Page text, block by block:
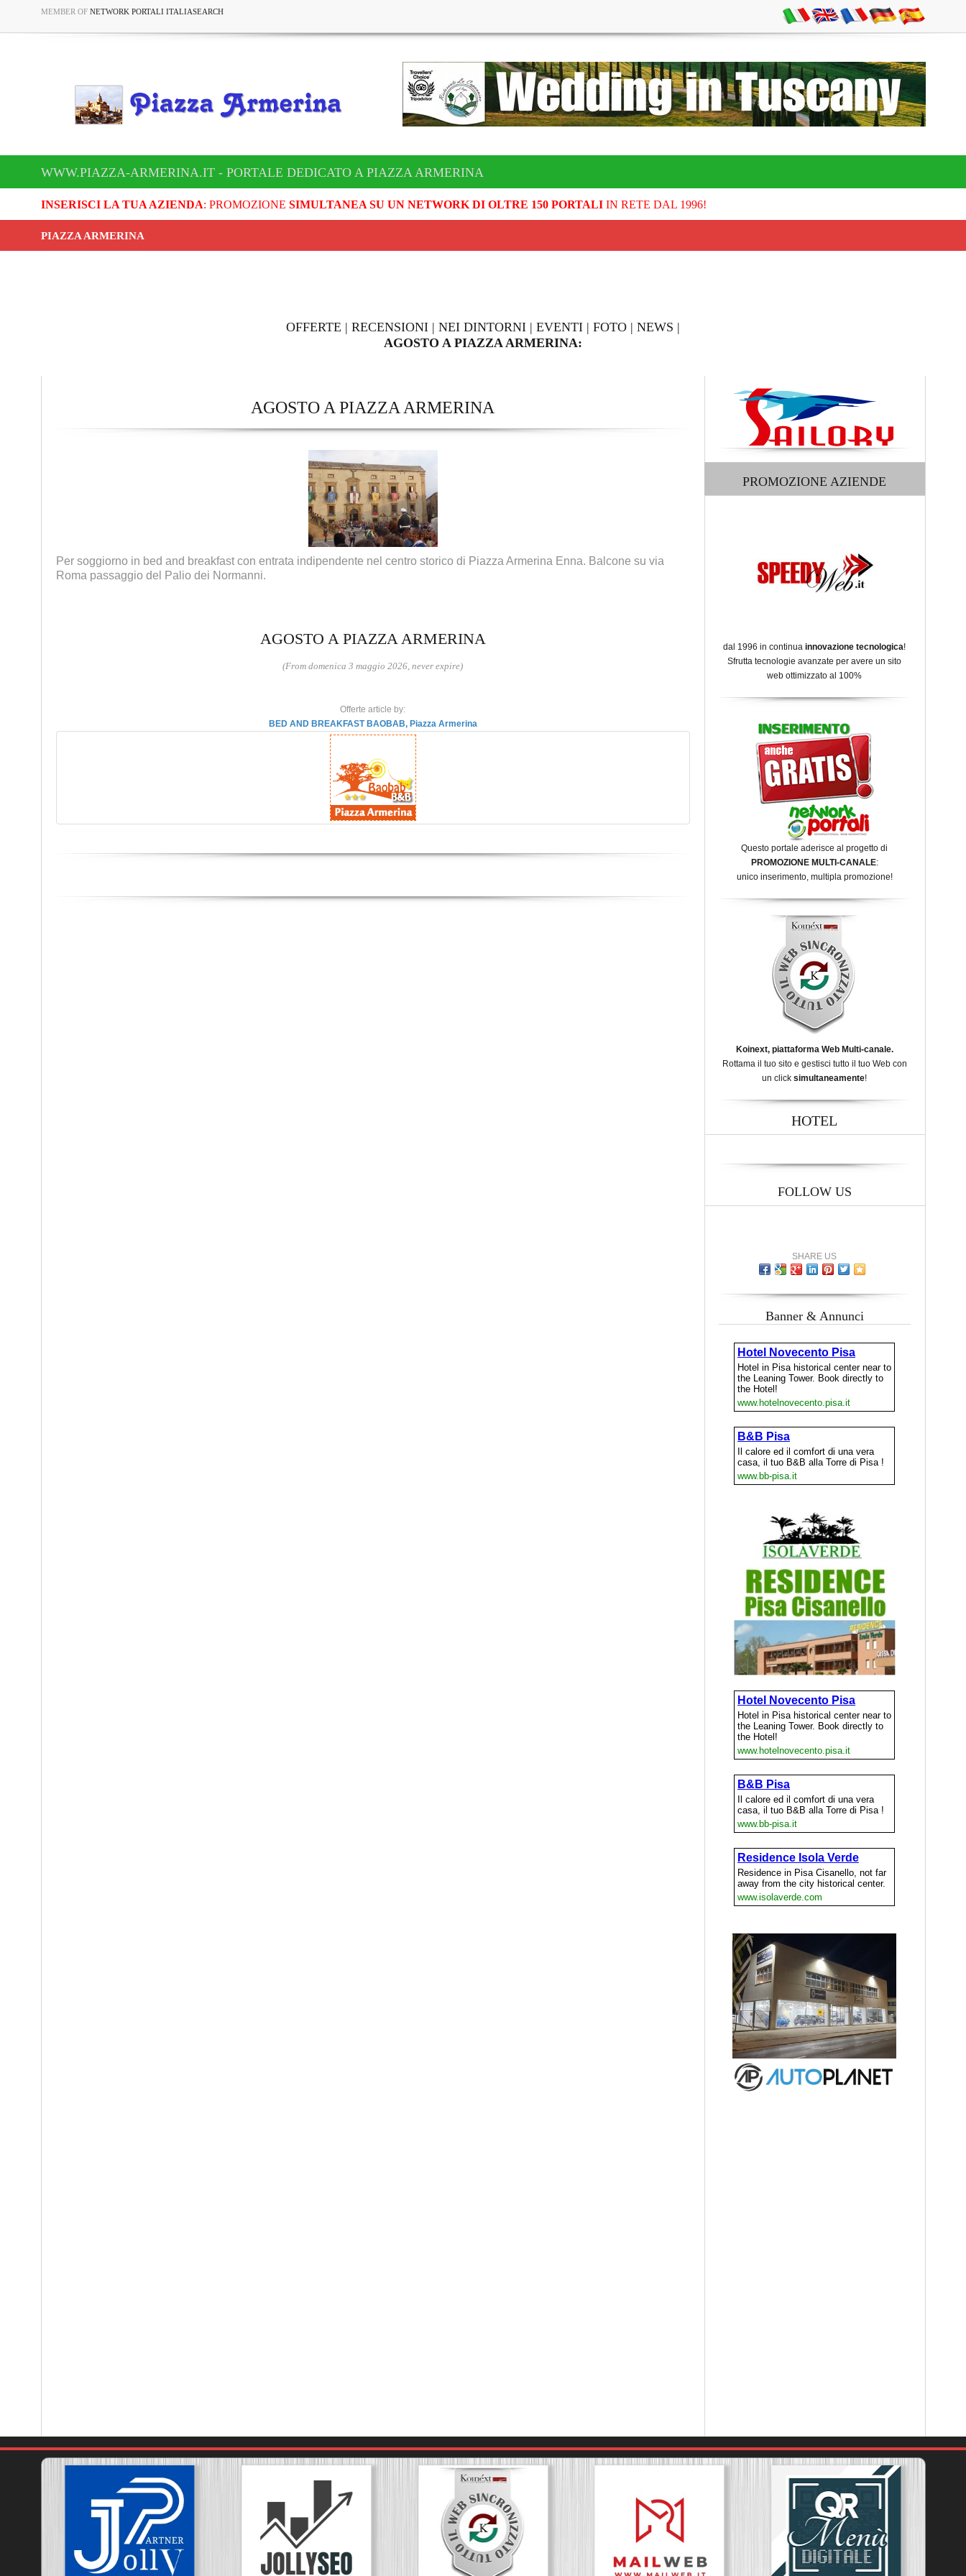
MEMBER OF NETWORK PORTALI ITALIASEARCH
WWW.PIAZZA-ARMERINA.IT - PORTALE DEDICATO A PIAZZA ARMERINA
INSERISCI LA TUA AZIENDA: PROMOZIONE SIMULTANEA SU UN NETWORK DI OLTRE 150 PORTALIIN RETE DAL 1996!
PIAZZA ARMERINA
OFFERTE | RECENSIONI | NEI DINTORNI | EVENTI | FOTO | NEWS |
AGOSTO A PIAZZA ARMERINA:
AGOSTO A PIAZZA ARMERINA
Per soggiorno in bed and breakfast con entrata indipendente nel centro storico di Piazza Armerina Enna. Balcone su via
Roma passaggio del Palio dei Normanni.
AGOSTO A PIAZZA ARMERINA
(From domenica 3 maggio 2026, never expire)
Offerte article by:
BED AND BREAKFAST BAOBAB, Piazza Armerina
PROMOZIONE AZIENDE
dal 1996 in continua innovazione tecnologica!
Sfrutta tecnologie avanzate per avere un sito
web ottimizzato al 100%
Questo portale aderisce al progetto di
PROMOZIONE MULTI-CANALE:
unico inserimento, multipla promozione!
Koinext, piattaforma Web Multi-canale.
Rottama il tuo sito e gestisci tutto il tuo Web con
un click simultaneamente!
HOTEL
FOLLOW US
SHARE US
Banner & Annunci